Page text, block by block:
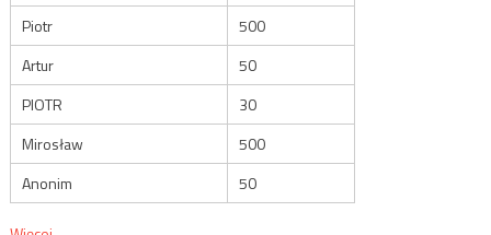
Piotr
500
Artur
50
PIOTR
30
Mirosław
500
Anonim
50